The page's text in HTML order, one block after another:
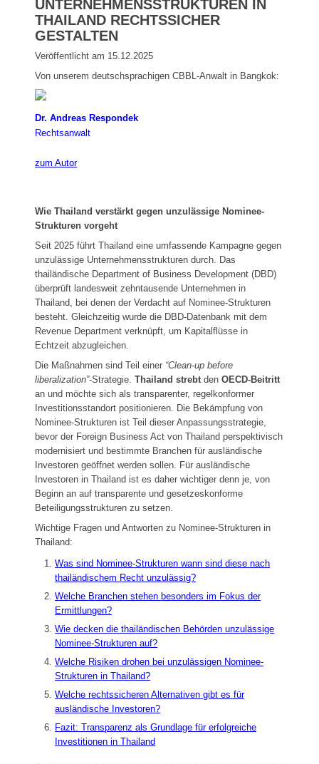
UNTERNEHMENSSTRUKTUREN IN
THAILAND RECHTSSICHER
GESTALTEN
Veröffentlicht am 15.12.2025
Von unserem deutschsprachigen CBBL-Anwalt in Bangkok:
Dr. Andreas Respondek
Rechtsanwalt
zum Autor
Wie Thailand verstärkt gegen unzulässige Nominee-
Strukturen vorgeht
Seit 2025 führt Thailand eine umfassende Kampagne gegen
unzulässige Unternehmensstrukturen durch. Das
thailändische Department of Business Development (DBD)
überprüft landesweit zehntausende Unternehmen in
Thailand, bei denen der Verdacht auf Nominee-Strukturen
besteht. Gleichzeitig wurde die DBD-Datenbank mit dem
Revenue Department verknüpft, um Kapitalflüsse in
Echtzeit abzugleichen.
Die Maßnahmen sind Teil einer “Clean-up before
liberalization”-Strategie.Thailand strebt denOECD-Beitritt
an und möchte sich als transparenter, regelkonformer
Investitionsstandort positionieren. Die Bekämpfung von
Nominee-Strukturen ist Teil dieser Anpassungsstrategie,
bevor der Foreign Business Act von Thailand perspektivisch
modernisiert und bestimmte Branchen für ausländische
Investoren geöffnet werden sollen. Für ausländische
Investoren in Thailand ist es daher wichtiger denn je, von
Beginn an auf transparente und gesetzeskonforme
Beteiligungsstrukturen zu setzen.
Wichtige Fragen und Antworten zu Nominee-Strukturen in
Thailand:
Was sind Nominee-Strukturen wann sind diese nach
thailändischem Recht unzulässig?
Welche Branchen stehen besonders im Fokus der
Ermittlungen?
Wie decken die thailändischen Behörden unzulässige
Nominee-Strukturen auf?
Welche Risiken drohen bei unzulässigen Nominee-
Strukturen in Thailand?
Welche rechtssicheren Alternativen gibt es für
ausländische Investoren?
Fazit: Transparenz als Grundlage für erfolgreiche
Investitionen in Thailand